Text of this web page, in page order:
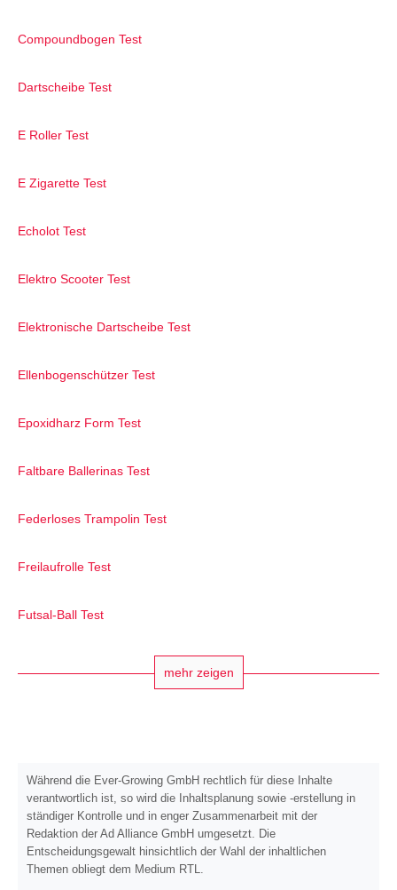
Compoundbogen Test
Dartscheibe Test
E Roller Test
E Zigarette Test
Echolot Test
Elektro Scooter Test
Elektronische Dartscheibe Test
Ellenbogenschützer Test
Epoxidharz Form Test
Faltbare Ballerinas Test
Federloses Trampolin Test
Freilaufrolle Test
Futsal-Ball Test
mehr zeigen
Während die Ever-Growing GmbH rechtlich für diese Inhalte
verantwortlich ist, so wird die Inhaltsplanung sowie -erstellung in
ständiger Kontrolle und in enger Zusammenarbeit mit der
Redaktion der Ad Alliance GmbH umgesetzt. Die
Entscheidungsgewalt hinsichtlich der Wahl der inhaltlichen
Themen obliegt dem Medium RTL.